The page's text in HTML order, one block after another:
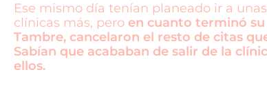
Ese mismo día tenían planeado ir a
clínicas más, pero en cuanto terminó
Tambre, cancelaron el resto de citas
Sabían que acababan de salir de la
ellos.